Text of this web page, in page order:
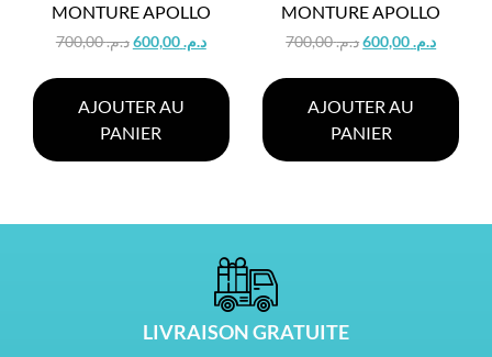
MONTURE APOLLO
د.م.700,00 د.م.600,00
AJOUTER AU
PANIER
MONTURE APOLLO
د.م.700,00 د.م.600,00
AJOUTER AU
PANIER
LIVRAISON GRATUITE